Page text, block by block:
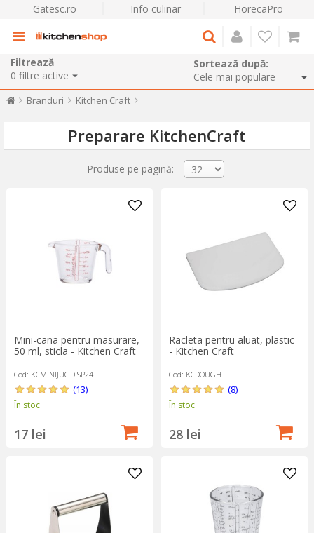
Gatesc.ro Info culinar HorecaPro
Filtrează
0 filtre active
Sortează după:
Branduri Kitchen Craft
Preparare KitchenCraft
Produse pe pagină:
Mini-cana pentru masurare,
50 ml, sticla - Kitchen Craft
Cod: KCMINIJUGDISP24
(13)
În stoc
17 lei
Racleta pentru aluat, plastic
- Kitchen Craft
Cod: KCDOUGH
(8)
În stoc
28 lei